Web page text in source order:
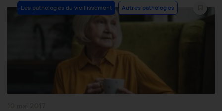
Post
Category:
Les pathologies du vieillissement Autres pathologies